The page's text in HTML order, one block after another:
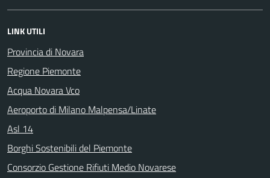
LINK UTILI
Provincia di Novara
Regione Piemonte
Acqua Novara Vco
Aeroporto di Milano Malpensa/Linate
Asl 14
Borghi Sostenibili del Piemonte
Consorzio Gestione Rifiuti Medio Novarese